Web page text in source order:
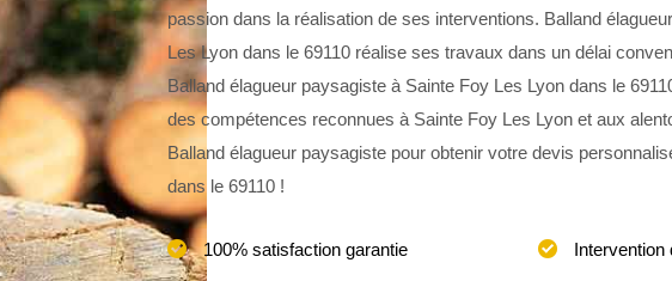
passion dans la réalisation de ses interventions. Balland
Les Lyon dans le 69110 réalise ses travaux dans un délai
Balland élagueur paysagiste à Sainte Foy Les Lyon dans le
des compétences reconnues à Sainte Foy Les Lyon et aux
Balland élagueur paysagiste pour obtenir votre devis
dans le 69110 !
100% satisfaction garantie Intervention